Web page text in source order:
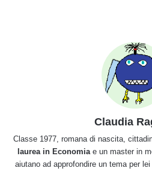
Claudia
Classe 1977, romana di nascita,
laurea in Economiae un master in
aiutano ad approfondire un tema per